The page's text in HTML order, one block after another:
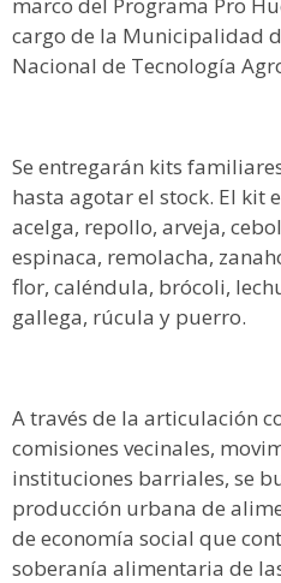
cargo de la Municipalidad
Nacional de Tecnología
Se entregarán kits
hasta agotar el stock. El kit
acelga, repollo, arveja,
espinaca, remolacha,
flor, caléndula, brócoli,
gallega, rúcula y puerro.
A través de la articulación
comisiones vecinales,
instituciones barriales, se
producción urbana de
de economía social que
soberanía alimentaria de